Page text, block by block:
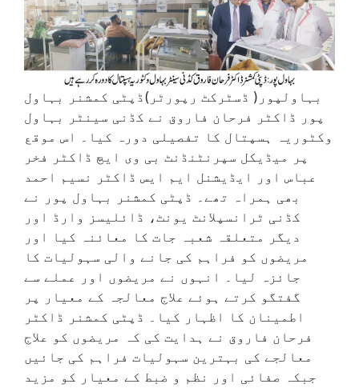
بہاولپور( ڈسٹرکٹ رپورٹر)ڈپٹی کمشنر بہاول
پور ڈاکٹر فرحان فاروق نے کڈنی سینٹر بہاول
وکٹوریہ ہسپتال کا تفصیلی دورہ کیا۔ اس موقع
پر میڈیکل سپرنٹنڈنٹ بی وی ایچ ڈاکٹر فخر
عباس اور ایڈیشنل ایم ایس ڈاکٹر نسیم احمد
بھی ہمراہ تھے۔ ڈپٹی کمشنر بہاول پور نے
کڈنی ٹرانسپلانٹ یونٹ، ڈائلیسز وارڈ اور
دیگر متعلقہ شعبہ جات کا معائنہ کیا اور
مریضوں کو فراہم کی جانے والی سہولیات کا
جائزہ لیا۔ انہوں نے مریضوں اور عملے سے
گفتگو کرتے ہوئے علاج معالجہ کے معیار پر
اطمینان کا اظہار کیا۔ ڈپٹی کمشنر ڈاکٹر
فرحان فاروق نے ہدایت کی کہ مریضوں کو علاج
معالجے کی بہترین سہولیات فراہم کی جائیں
جبکہ صفائی اور نظم و ضبط کے معیار کو مزید